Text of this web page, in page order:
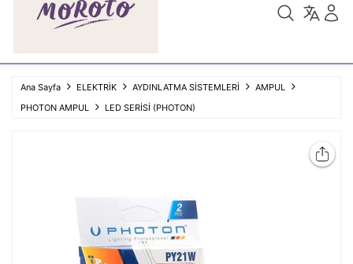
Ana Sayfa ELEKTRİK AYDINLATMA SİSTEMLERİ
AMPUL
PHOTON AMPUL
LED SERİSİ (PHOTON)